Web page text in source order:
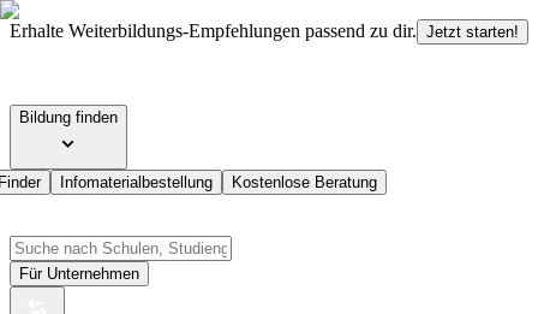
Erhalte Weiterbildungs-Empfehlungen passend zu dir. Jetzt starten!
Bildung finden
Infomaterialbestellung Kostenlose Beratung
Für Unternehmen